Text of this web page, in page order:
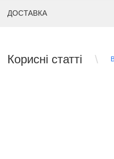
ДОСТАВКА
Корисні статті